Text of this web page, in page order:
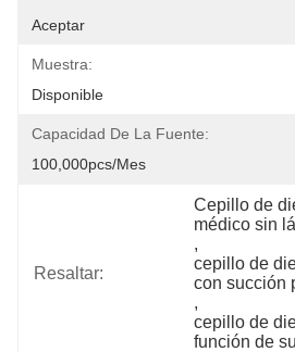
Aceptar
Muestra:
Disponible
Capacidad De La Fuente:
100,000pcs/mes
Resaltar:
Cepillo de
médico sin
,
cepillo de
con succión
,
cepillo de
función de